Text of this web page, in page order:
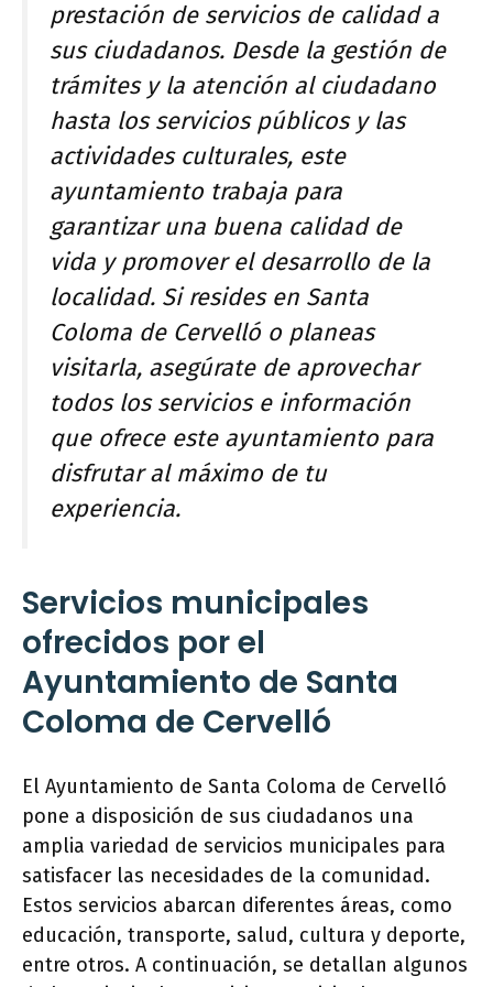
prestación de servicios de calidad a
sus ciudadanos. Desde la gestión de
trámites y la atención al ciudadano
hasta los servicios públicos y las
actividades culturales, este
ayuntamiento trabaja para
garantizar una buena calidad de
vida y promover el desarrollo de la
localidad. Si resides en Santa
Coloma de Cervelló o planeas
visitarla, asegúrate de aprovechar
todos los servicios e información
que ofrece este ayuntamiento para
disfrutar al máximo de tu
experiencia.
Servicios municipales
ofrecidos por el
Ayuntamiento de Santa
Coloma de Cervelló
El Ayuntamiento de Santa Coloma de Cervelló
pone a disposición de sus ciudadanos una
amplia variedad de servicios municipales para
satisfacer las necesidades de la comunidad.
Estos servicios abarcan diferentes áreas, como
educación, transporte, salud, cultura y deporte,
entre otros. A continuación, se detallan algunos